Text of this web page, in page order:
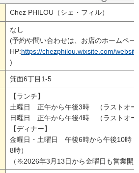
Chez PHILOU（シェ・フィル）
なし
(予約や問い合わせは、お店のホームペー
HP:https://chezphilou.wixsite.com/
)
箕面6丁目1-5
【ランチ】
土曜日 正午から午後3時 （ラストオ
日曜日 正午から午後4時 （ラストオ
【ディナー】
金曜日・土曜日 午後6時から午後10時
8時）
（※2026年3月13日から金曜日も営業開